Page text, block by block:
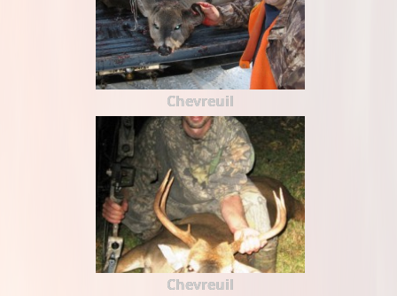
Chevreuil
Chevreuil